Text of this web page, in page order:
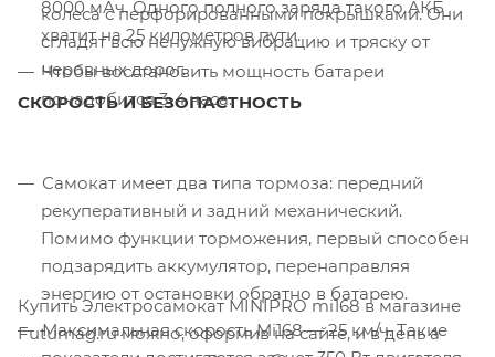
колеса с перфорированными покрышками. Они
сгладят всю ненужную вибрацию и тряску от
неровных дорог.
8000 мАч. Одного полного заряда такого АКБ
хватит на 25 километров пути.
Чтобы восстановить мощность батареи
понадобится 3-4 часа.
СКОРОСТЬ И БЕЗОПАСТНОСТЬ
Самокат имеет два типа тормоза: передний
рекуперативный и задний механический.
Помимо функции торможения, первый способен
подзарядить аккумулятор, перенаправляя
энергию от остановки обратно в батарею.
Максимальная скорость Mi168 — 25 км/ч. Такие
Купить Электросамокат MINIPRO mi168 в магазине
Futumag.ru можно, оформив на сайте, и в день а